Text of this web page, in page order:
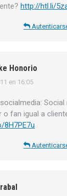
http://htl.li/
Honorio
en 16:05
Social
o fan igual a